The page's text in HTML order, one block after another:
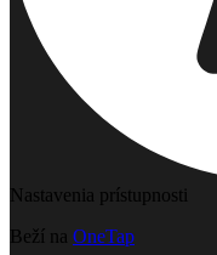
Nastavenia prístupnosti
Beží na OneTap